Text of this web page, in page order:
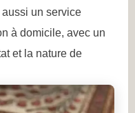
un service
à domicile, avec un
et la nature de